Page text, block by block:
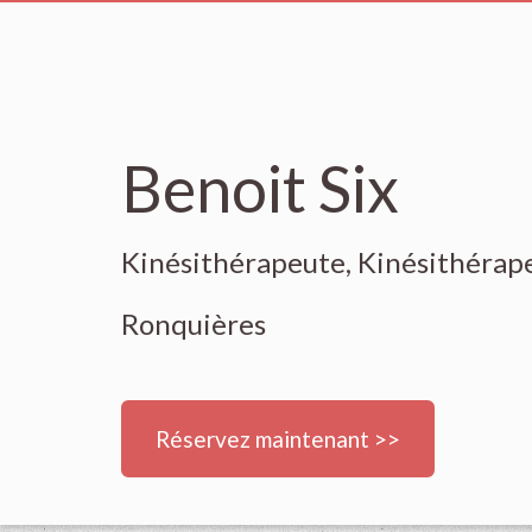
Benoit Six
Kinésithérapeute,
Ronquières
Réservez maintenant >>